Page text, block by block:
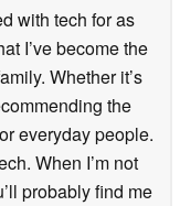
with tech for as
I’ve become the
Whether it’s
the
everyday people.
When I’m not
probably find me